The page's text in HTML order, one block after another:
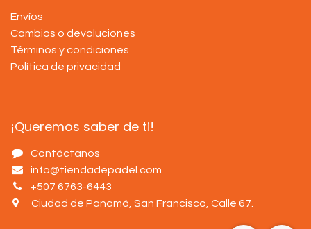
Envíos
Cambios o devoluciones
Términos y condiciones
Política de privacidad
¡Queremos saber de ti!
Contáctanos
info@tiendadepadel.com
+507 6763-6443
Ciudad de Panamá, San Francisco, Calle 67.